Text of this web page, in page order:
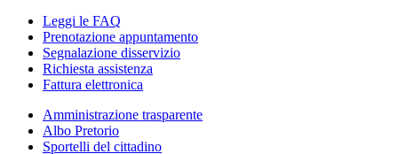
Leggi le FAQ
Prenotazione appuntamento
Segnalazione disservizio
Richiesta assistenza
Fattura elettronica
Amministrazione trasparente
Albo Pretorio
Sportelli del cittadino